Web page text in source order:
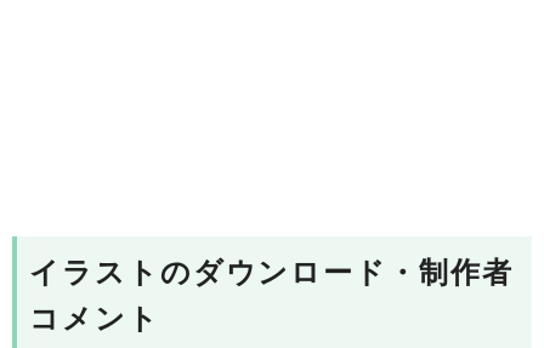
イラストのダウンロード・制作者
コメント